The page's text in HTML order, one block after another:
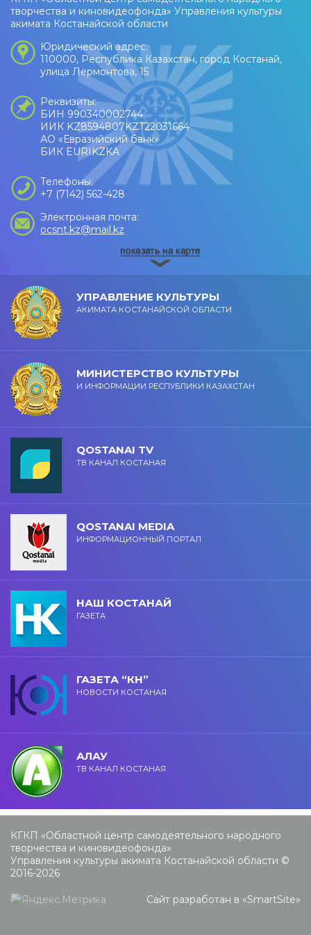
творчества и киновидеофонда» Управления культуры
акимата Костанайской области
Юридический адрес:
110000, Республика Казахстан, город Костанай,
улица Лермонтова, 15
Реквизиты:
БИН 990340002744
ИИК KZ8594807KZT22031664
АО «Евразийский банк»
БИК EURIKZKA
Телефоны:
+7 (7142) 562-428
Электронная почта:
ocsnt.kz@mail.kz
УПРАВЛЕНИЕ КУЛЬТУРЫ
АКИМАТА КОСТАНАЙСКОЙ ОБЛАСТИ
МИНИСТЕРСТВО КУЛЬТУРЫ
И ИНФОРМАЦИИ РЕСПУБЛИКИ КАЗАХСТАН
QOSTANAI TV
ТВ КАНАЛ КОСТАНАЯ
QOSTANAI MEDIA
ИНФОРМАЦИОННЫЙ ПОРТАЛ
НАШ КОСТАНАЙ
ГАЗЕТА
ГАЗЕТА “КН”
НОВОСТИ КОСТАНАЯ
АЛАУ
ТВ КАНАЛ КОСТАНАЯ
КГКП «Областной центр самодеятельного народного
творчества и киновидеофонда»
Управления культуры акимата Костанайской области ©
2016-2026
Сайт разработан в «SmartSite»